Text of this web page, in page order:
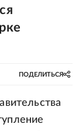
ПОДЕЛИТЬСЯ